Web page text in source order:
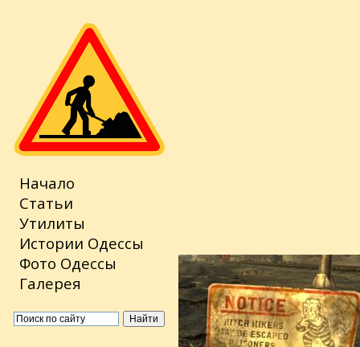
Начало
Статьи
Утилиты
Истории Одессы
Фото Одессы
Галерея